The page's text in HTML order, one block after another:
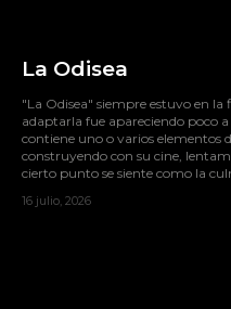
La Odisea
"La Odisea" siempre estuvo en la
adaptarla fue apareciendo poco
contiene uno o varios elementos
construyendo con su cine,
cierto punto se siente como la
16 julio, 2026